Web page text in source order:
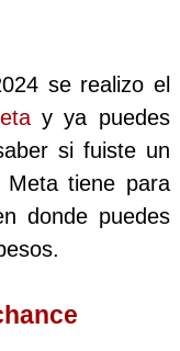
se realizo el
y ya puedes
si fuiste un
Meta tiene para
donde puedes